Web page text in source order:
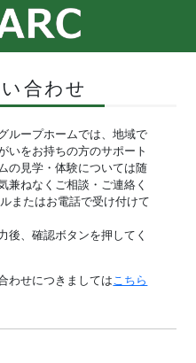
合わせ
ループホームでは、地域で
いをお持ちの方のサポート
の見学・体験については随
兼ねなくご相談・ご連絡く
またはお電話で受け付けて
後、確認ボタンを押してく
わせにつきましてはこちら